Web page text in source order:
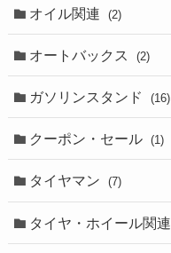
オイル関連 (2)
オートバックス (2)
ガソリンスタンド (16)
クーポン・セール (1)
タイヤマン (7)
タイヤ・ホイール関連